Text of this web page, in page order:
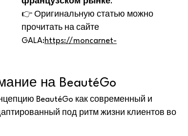
👉 Оригинальную статью можно
прочитать на сайте
GALA:https://moncarnet-
на BeautéGo
BeautéGo как современный и
под ритм жизни клиентов во